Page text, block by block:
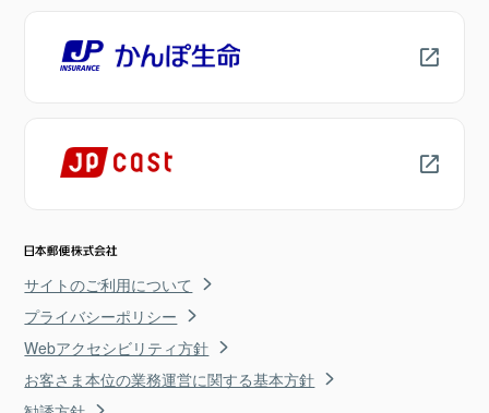
サイトのご利用について
プライバシーポリシー
Webアクセシビリティ方針
お客さま本位の業務運営に関する基本方針